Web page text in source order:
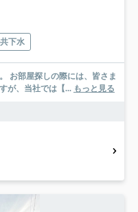
下水
が、当社では【... もっと見る